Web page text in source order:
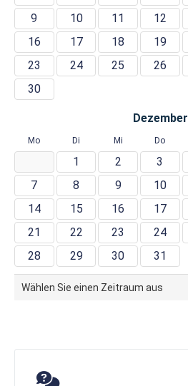
9
10 11 12
16
17 18 19
23
24 25 26
30
Dezember
Mo Di Mi Do
1 2 3
7
8 9 10
14
15 16 17
21
22 23 24
28
29 30 31
Wählen Sie einen Zeitraum aus